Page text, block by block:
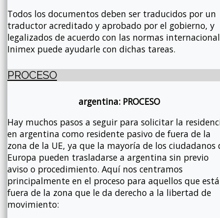
Todos los documentos deben ser traducidos por un
traductor acreditado y aprobado por el gobierno, y
legalizados de acuerdo con las normas
Inimex puede ayudarle con dichas tareas.
PROCESO
argentina: PROCESO
Hay muchos pasos a seguir para solicitar la
en argentina como residente pasivo de fuera de la
zona de la UE, ya que la mayoría de los ciudadanos
Europa pueden trasladarse a argentina sin previo
aviso o procedimiento. Aquí nos centramos
principalmente en el proceso para aquellos que
fuera de la zona que le da derecho a la libertad de
movimiento: